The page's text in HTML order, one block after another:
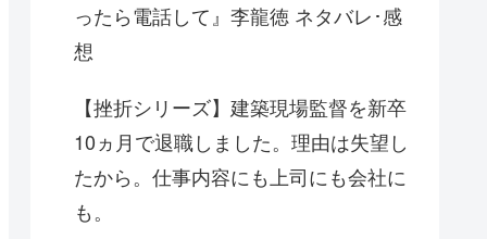
ったら電話して』李龍徳 ネタバレ･感
想
【挫折シリーズ】建築現場監督を新卒
10ヵ月で退職しました。理由は失望し
たから。仕事内容にも上司にも会社に
も。